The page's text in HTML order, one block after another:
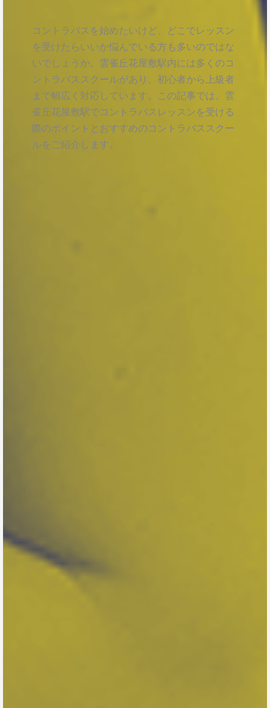
コントラバスを始めたいけど、どこでレッスン
を受けたらいいか悩んでいる方も多いのではな
いでしょうか。雲雀丘花屋敷駅内には多くのコ
ントラバススクールがあり、初心者から上級者
まで幅広く対応しています。この記事では、雲
雀丘花屋敷駅でコントラバスレッスンを受ける
際のポイントとおすすめのコントラバススクー
ルをご紹介します。